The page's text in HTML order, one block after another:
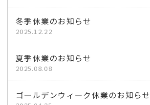
冬季休業のお知らせ
2025.12.22
夏季休業のお知らせ
2025.08.08
ゴールデンウィーク休業のお知らせ